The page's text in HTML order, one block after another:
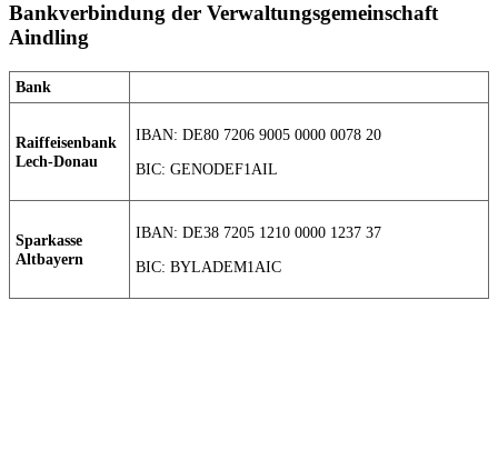
Bankverbindung der Verwaltungsgemeinschaft
Aindling
Bank
Raiffeisenbank
Lech-Donau
IBAN: DE80 7206 9005 0000 0078 20
BIC: GENODEF1AIL
Sparkasse
Altbayern
IBAN: DE38 7205 1210 0000 1237 37
BIC: BYLADEM1AIC